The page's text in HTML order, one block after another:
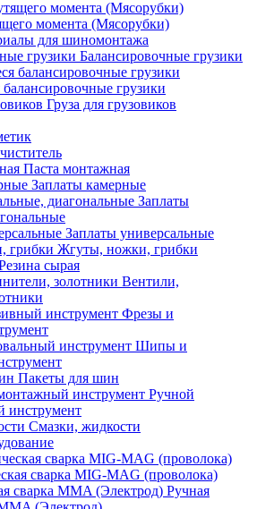
момента (Мясорубки)
для шиномонтажа
Балансировочные грузики
грузики
Груза для грузовиков
Паста монтажная
Заплаты камерные
Заплаты
Заплаты универсальные
Жгуты, ножки, грибки
сырая
Вентили,
Фрезы и
Шипы и
Пакеты для шин
Ручной
Смазки, жидкости
сварка MIG-MAG (проволока)
Ручная